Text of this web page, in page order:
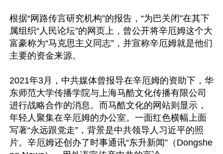
根据“网路传言研究机构”的报告，“为巴关闭”在其下
属组织“人民论坛”的网页上，曾公开将辛厄姆这个大
富豪称为“马克思主义同志”，并宣称辛厄姆就是他们
主要的资金来源。
2021年3月，中共媒体曾报导在辛厄姆的资助下，华
东师范大学传播学院与上海马酷文化传播有限公司
进行战略合作的消息。而马酷文化的网站则显示，
年轻人聚集在辛厄姆的办公室。一面红色横幅上面
写著“永远跟党走”，背景是中共领导人习近平的照
片。辛厄姆还创办了时事通讯“东升新闻”（Dongshe